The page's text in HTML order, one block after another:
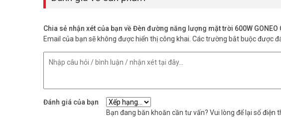
Đèn GONEO GN-A600C-AS giá bao nhiêu và mua ở
Giá sản phẩm thay đổi theo thời điểm và chính sách của từng nhà phân
chính thức. Vũ Hoàng Telecom cung cấp báo giá nhanh cho cả mua lẻ lẫn
GONEO GN-A600C-AS hội tụ đủ yếu tố cho đèn đường solar dùng ngoài
quang thông 3100lm và chuẩn chống nước IP65. Liên hệ Vũ Hoàng
Chia sẻ nhận xét của bạn về Đèn đường năng lượng mặt trời 600W GONEO
Email của bạn sẽ không được hiển thị công khai. Các trường bắt buộc được
Đánh giá của bạn
Bạn đang băn khoăn cần tư vấn? Vui lòng để lại số điện